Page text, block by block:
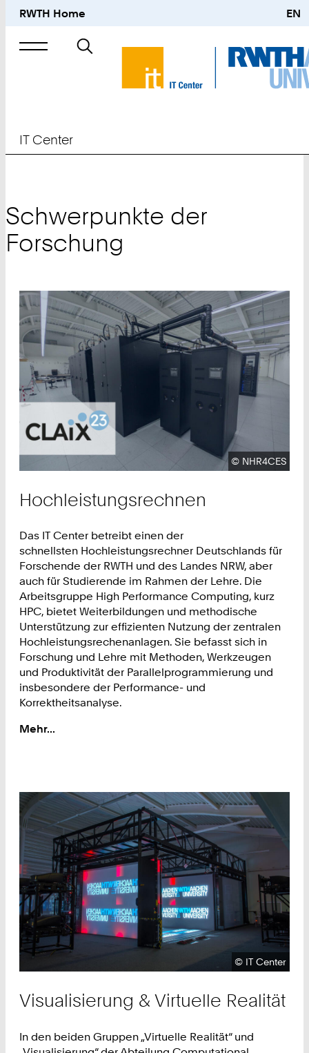
RWTH Home EN
Suche
nach
IT Center
Schwerpunkte der
Forschung
Teaser
Urheberrecht:
© NHR4CES
Hochleistungsrechnen
Das IT Center betreibt einen der
schnellsten Hochleistungsrechner Deutschlands für
Forschende der RWTH und des Landes NRW, aber
auch für Studierende im Rahmen der Lehre. Die
Arbeitsgruppe High Performance Computing, kurz
HPC, bietet Weiterbildungen und methodische
Unterstützung zur effizienten Nutzung der zentralen
Hochleistungsrechenanlagen. Sie befasst sich in
Forschung und Lehre mit Methoden, Werkzeugen
und Produktivität der Parallelprogrammierung und
insbesondere der Performance- und
Korrektheitsanalyse.
Mehr...
Urheberrecht:
© IT Center
Visualisierung & Virtuelle Realität
In den beiden Gruppen „Virtuelle Realität“ und